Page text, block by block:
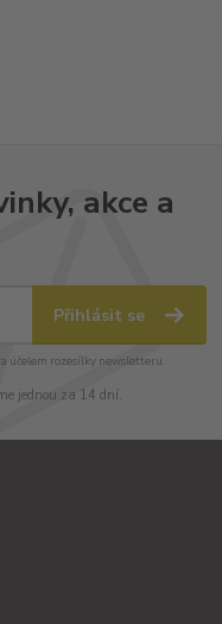
akce a
Přihlásit se
účelem rozesílky newsletteru.
jednou za 14 dní.